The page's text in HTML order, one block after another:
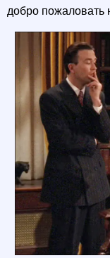
добро пожаловать